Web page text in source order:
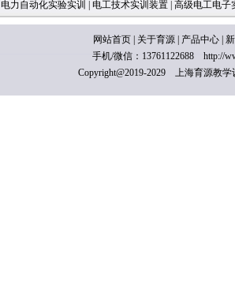
电力自动化实验实训 电工技术实训装置| 高级电工电子
网站首页 关于育源 产品中心
手机/微信：13761122688 http://
Copyright@2019-2029 上海育源教